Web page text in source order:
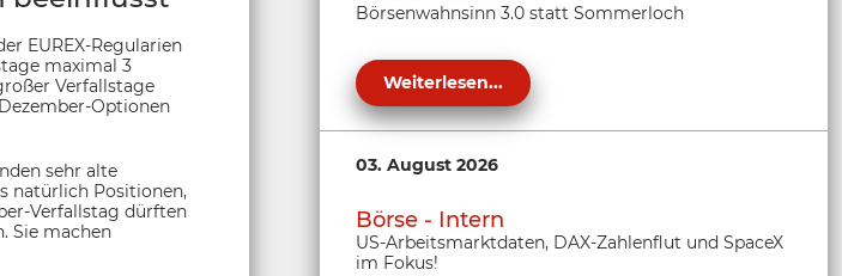
EUREX-Regularien
maximal 3
Verfallstage
Optionen
sehr alte
natürlich Positionen,
Verfallstag dürften
Sie machen
Börsenwahnsinn 3.0 statt Sommerloch
Weiterlesen...
03. August 2026
Börse - Intern
US-Arbeitsmarktdaten, DAX-Zahlenflut und SpaceX
im Fokus!